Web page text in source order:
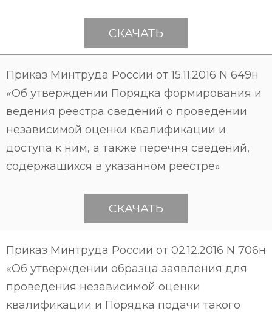
СКАЧАТЬ
Приказ Минтруда России от 15.11.2016 N 649н
«Об утверждении Порядка формирования и
ведения реестра сведений о проведении
независимой оценки квалификации и
доступа к ним, а также перечня сведений,
содержащихся в указанном реестре»
СКАЧАТЬ
Приказ Минтруда России от 02.12.2016 N 706н
«Об утверждении образца заявления для
проведения независимой оценки
квалификации и Порядка подачи такого